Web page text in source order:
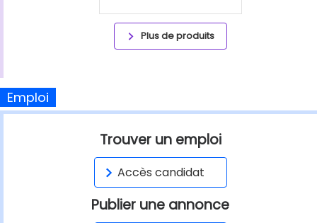
Plus de produits
Emploi
Trouver un emploi
Accès candidat
Publier une annonce